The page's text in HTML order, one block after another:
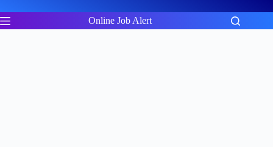
to
content
Online Job Alert